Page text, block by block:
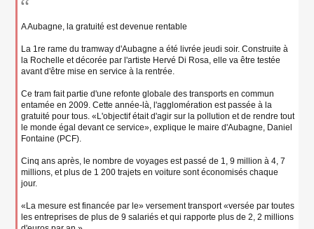
A Aubagne, la gratuité est devenue rentable
La 1re rame du tramway d'Aubagne a été livrée jeudi soir. Construite à
la Rochelle et décorée par l'artiste Hervé Di Rosa, elle va être testée
avant d'être mise en service à la rentrée.
Ce tram fait partie d'une refonte globale des transports en commun
entamée en 2009. Cette année-là, l'agglomération est passée à la
gratuité pour tous. «L'objectif était d'agir sur la pollution et de rendre tout
le monde égal devant ce service», explique le maire d'Aubagne, Daniel
Fontaine (PCF).
Cinq ans après, le nombre de voyages est passé de 1, 9 million à 4, 7
millions, et plus de 1 200 trajets en voiture sont économisés chaque
jour.
«La mesure est financée par le» versement transport «versée par toutes
les entreprises de plus de 9 salariés et qui rapporte plus de 2, 2 millions